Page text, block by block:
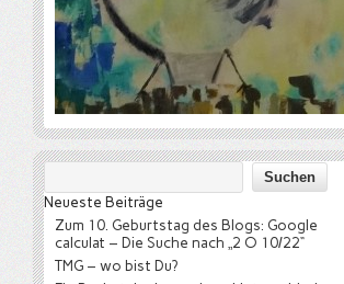
Neueste Beiträge
Zum 10. Geburtstag des Blogs: Google
calculat – Die Suche nach „2 O 10/22“
TMG – wo bist Du?